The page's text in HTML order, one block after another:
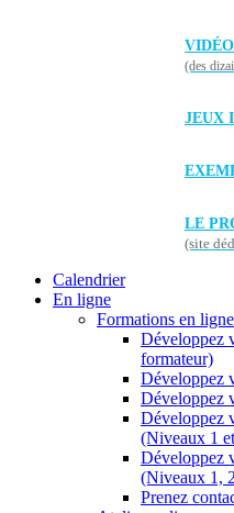
(des
JEUX
LE
(site
Calendrier
En ligne
Formations en ligne
Développez
formateur)
Développez
Développez
Développez
(Niveaux 1
Développez
(Niveaux 1,
Prenez